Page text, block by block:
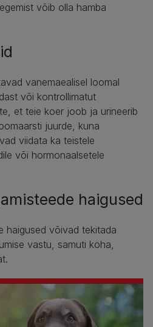
võib olla hamba
vanemaealisel loomal
või kontrollimatut
et teie koer joob ja urineerib
juurde, kuna
viidata ka teistele
või hormonaalsetele
haigused
haigused võivad tekitada
vastu, samuti köha,